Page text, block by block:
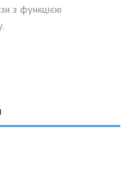
з функцією